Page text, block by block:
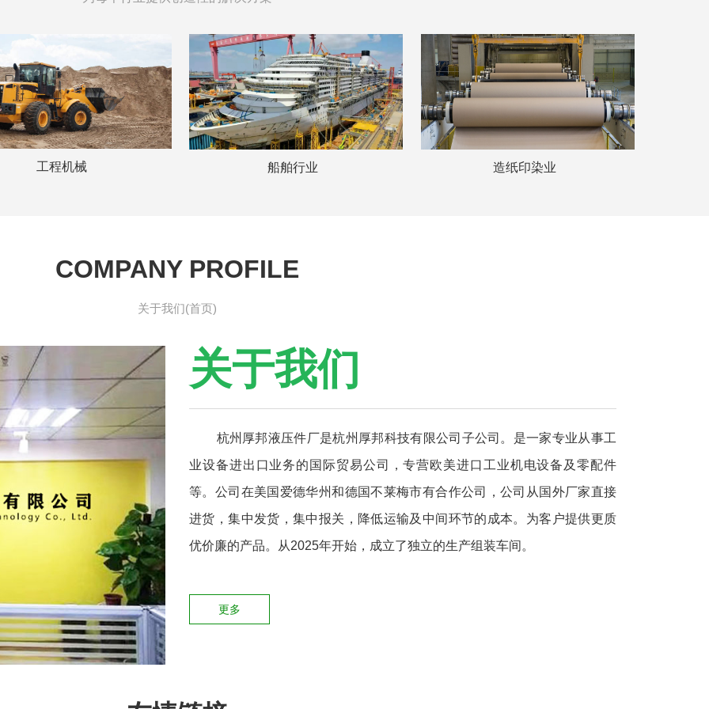
工程机械 船舶行业 造纸印染业
COMPANY PROFILE
关于我们(首页)
关于我们
杭州厚邦液压件厂是杭州厚邦科技有限公司子公司。是一家专业从事工
业设备进出口业务的国际贸易公司，专营欧美进口工业机电设备及零配件
等。公司在美国爱德华州和德国不莱梅市有合作公司，公司从国外厂家直接
进货，集中发货，集中报关，降低运输及中间环节的成本。为客户提供更质
优价廉的产品。从2025年开始，成立了独立的生产组装车间。
更多